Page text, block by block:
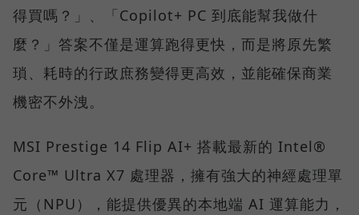
得買嗎？」、「Copilot+ PC 到底能幫我做什
麼？」答案不僅是運算跑得更快，而是將原先繁
瑣、耗時的行政庶務變得更高效，並能確保商業
機密不外洩。
MSI Prestige 14 Flip AI+ 搭載最新的 Intel®
Core™ Ultra X7 處理器，擁有強大的神經處理單
元（NPU），能提供優異的本地端 AI 運算能力，